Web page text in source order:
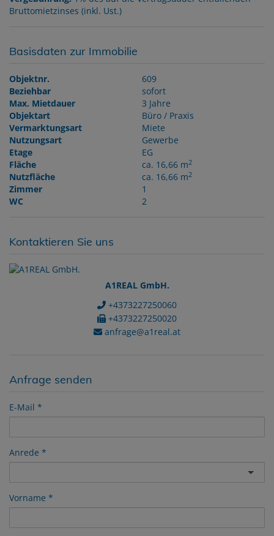
Bruttomietzinses (inkl. Ust.)
Basisdaten zur Immobilie
Objektnr.
609
Beziehbar
sofort
Max. Mietdauer
3 Jahre
Objektart
Büro / Praxis
Vermarktungsart
Miete
Nutzungsart
Gewerbe
Etage
EG
Fläche
ca. 16,66 m2
Nutzfläche ca. 16,66 m2
Zimmer
1
WC
2
Kontaktieren Sie uns
A1REAL GmbH.
+4373227250060
+4373227250020
anfrage@a1real.at
Anfrage senden
E-Mail
Anrede
Vorname